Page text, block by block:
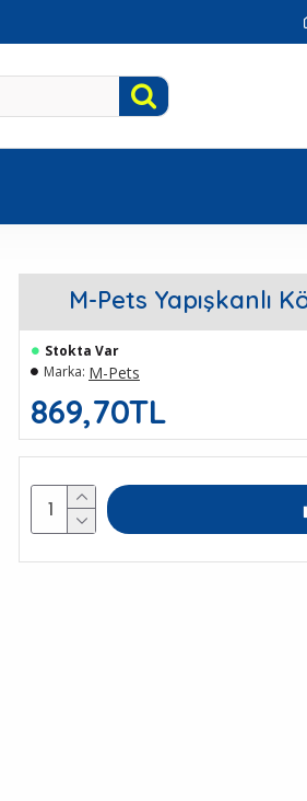
M-Pets Yapışkanlı
869,70TL
Stokta Var
Marka: M-Pets